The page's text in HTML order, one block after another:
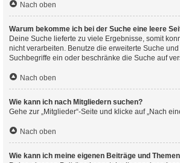
Nach oben
Warum bekomme ich bei der Suche eine leere
Deine Suche lieferte zu viele Ergebnisse, somit
nicht verarbeiten. Benutze die erweiterte Suche
Suchbegriffe ein oder beschränke die Suche auf
Nach oben
Wie kann ich nach Mitgliedern suchen?
Gehe zur „Mitglieder“-Seite und klicke auf „Nach
Nach oben
Wie kann ich meine eigenen Beiträge und